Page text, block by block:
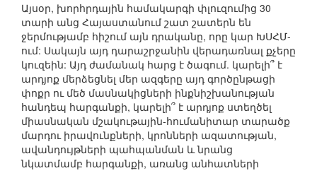
Այսօր, խորհրդային համակարգի փլուզումից 30
տարի անց Հայաստանում շատ շատերն են
ջերմությամբ հիշում այն դրականը, որը կար ԽՍՀՄ-
ում: Սակայն այդ դարաշրջանին վերադառնալ քչերը
կուզեին: Այդ ժամանակ հարց է ծագում. կարելի՞ է
արդյոք մերձեցնել մեր ազգերը այդ գործընթացի
փոքր ու մեծ մասնակիցների ինքնիշխանության
հանդեպ հարգանքի, կարելի՞ է արդյոք ստեղծել
միասնական մշակութային-հումանիտար տարածք
մարդու իրավունքների, կրոնների ազատության,
ավանդույթների պահպանման և նրանց
նկատմամբ հարգանքի, առանց անհատների